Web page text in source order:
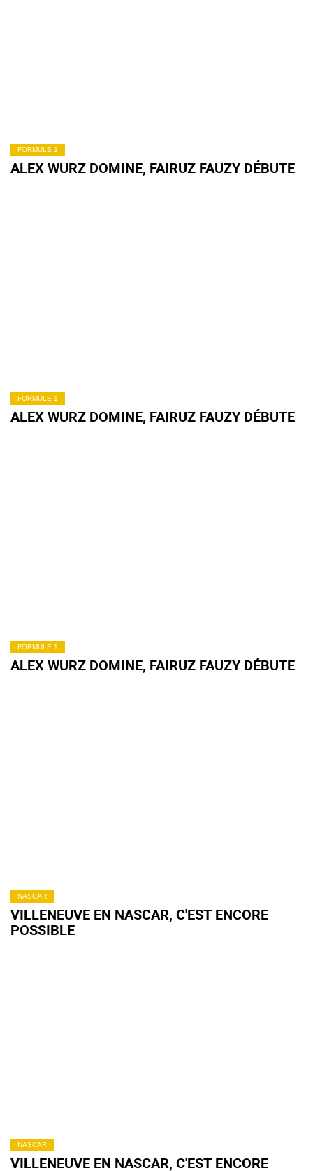
FORMULE 1
ALEX WURZ DOMINE, FAIRUZ FAUZY DÉBUTE
FORMULE 1
ALEX WURZ DOMINE, FAIRUZ FAUZY DÉBUTE
FORMULE 1
ALEX WURZ DOMINE, FAIRUZ FAUZY DÉBUTE
NASCAR
VILLENEUVE EN NASCAR, C'EST ENCORE
POSSIBLE
NASCAR
VILLENEUVE EN NASCAR, C'EST ENCORE